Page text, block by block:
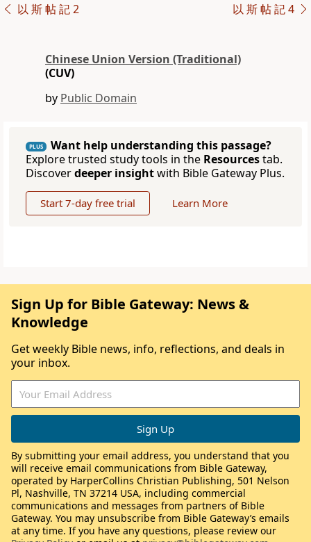
以 斯 帖 記 2 以 斯 帖 記 4
Chinese Union Version (Traditional)
(CUV)
by Public Domain
PLUS
Want help understanding this passage?
Explore trusted study tools in the Resourcestab.
Discoverdeeper insightwith Bible Gateway Plus.
Start 7-day free trial Learn More
Sign Up for Bible Gateway: News &
Knowledge
Get weekly Bible news, info, reflections, and deals in
your inbox.
By submitting your email address, you understand that you
will receive email communications from Bible Gateway,
operated by HarperCollins Christian Publishing, 501 Nelson
Pl, Nashville, TN 37214 USA, including commercial
communications and messages from partners of Bible
Gateway. You may unsubscribe from Bible Gateway’s emails
at any time. If you have any questions, please review our